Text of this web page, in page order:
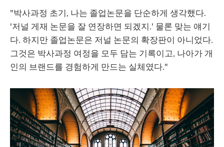
"박사과정 초기, 나는 졸업논문을 단순하게 생각했다.
'저널 게재 논문을 잘 연장하면 되겠지.' 물론 맞는 얘기
다. 하지만 졸업논문은 저널 논문의 확장판이 아니었다.
그것은 박사과정 여정을 모두 담는 기록이고, 나아가 개
인의 브랜드를 경험하게 만드는 실체였다."